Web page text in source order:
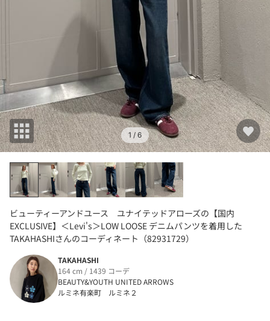
1 / 6
ビューティーアンドユース ユナイテッドアローズの【国内
EXCLUSIVE】＜Levi's＞LOW LOOSE デニムパンツを着用した
TAKAHASHIさんのコーディネート（82931729）
TAKAHASHI
164 cm / 1439 コーデ
BEAUTY&YOUTH UNITED ARROWS
ルミネ有楽町 ルミネ２